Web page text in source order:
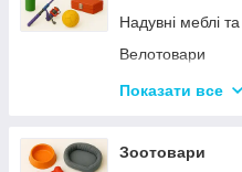
Надувні меблі
Велотовари
Тренажери та
Ігрові види спорту
Показати все
Зоотовари